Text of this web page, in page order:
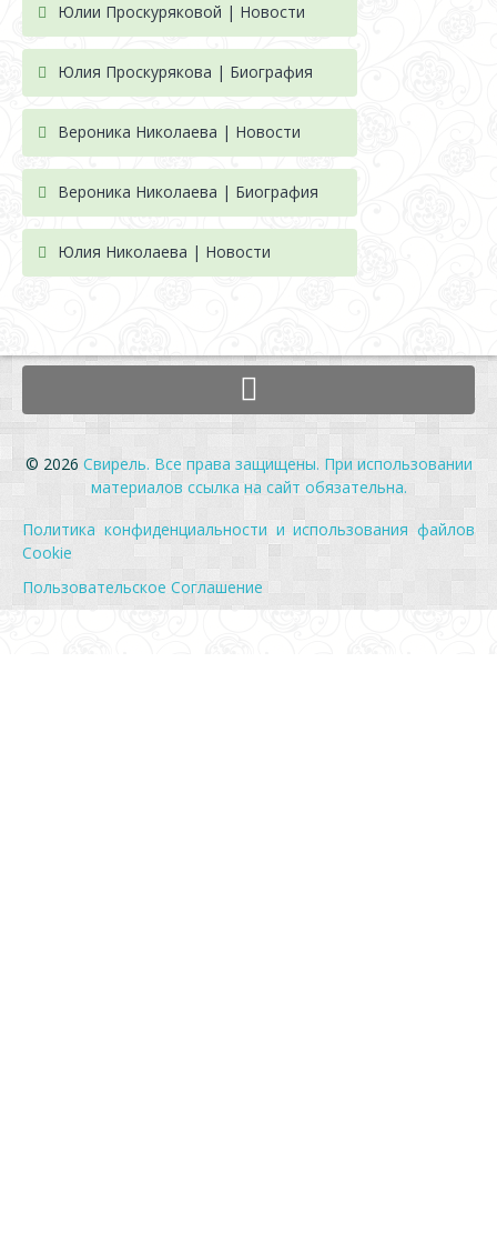
Юлии Проскуряковой | Новости
Юлия Проскурякова | Биография
Вероника Николаева | Новости
Вероника Николаева | Биография
Юлия Николаева | Новости
© 2026 Свирель. Все права защищены. При использовании
материалов ссылка на сайт обязательна.
Политика конфиденциальности и использования файлов
Cookie
Пользовательское Соглашение